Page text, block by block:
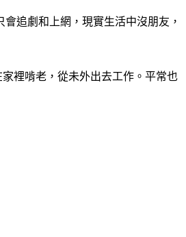
追劇和上網，現實生活中沒朋友，
裡啃老，從未外出去工作。平常也